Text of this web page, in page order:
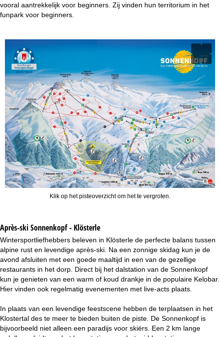
vooral aantrekkelijk voor beginners. Zij vinden hun territorium in het
funpark voor beginners.
Klik op het pisteoverzicht om het te vergroten.
Après-ski Sonnenkopf - Klösterle
Wintersportliefhebbers beleven in Klösterle de perfecte balans tussen
alpine rust en levendige après-ski. Na een zonnige skidag kun je de
avond afsluiten met een goede maaltijd in een van de gezellige
restaurants in het dorp. Direct bij het dalstation van de Sonnenkopf
kun je genieten van een warm of koud drankje in de populaire Kelobar.
Hier vinden ook regelmatig evenementen met live-acts plaats.
In plaats van een levendige feestscene hebben de terplaatsen in het
Klostertal des te meer te bieden buiten de piste. De Sonnenkopf is
bijvoorbeeld niet alleen een paradijs voor skiërs. Een 2 km lange